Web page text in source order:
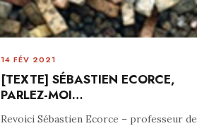
14 FÉV 2021
[TEXTE] SÉBASTIEN ECORCE,
PARLEZ-MOI…
Revoici Sébastien Ecorce – professeur de